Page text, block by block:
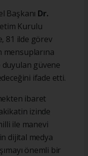
Başkanı Dr.
Kurulu
81 ilde görev
güvene
ifade etti.
ibaret
izinde
ile manevi
dijital medya
önemli bir